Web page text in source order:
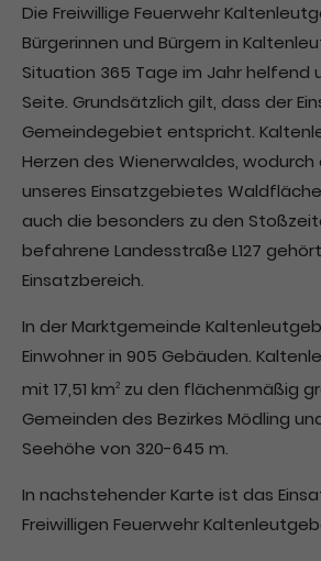
Die Freiwillige Feuerwehr
Bürgerinnen und Bürgern in
Situation 365 Tage im Jahr helfend
Seite. Grundsätzlich gilt, dass der
Gemeindegebiet entspricht.
Herzen des Wienerwaldes, wodurch
unseres Einsatzgebietes
auch die besonders zu den
befahrene Landesstraße L127
Einsatzbereich.
In der Marktgemeinde
Einwohner in 905 Gebäuden.
mit 17,51 km2 zu den flächenmäßig
Gemeinden des Bezirkes Mödling
Seehöhe von 320-645 m.
In nachstehender Karte ist das
Freiwilligen Feuerwehr